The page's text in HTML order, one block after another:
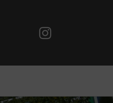
Instagram